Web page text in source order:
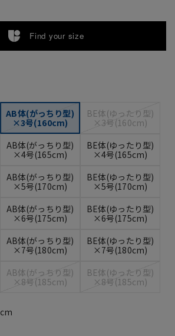
Find your size
AB体(がっちり型)
×3号(160cm)
BE体(ゆったり型)
×3号(160cm)
AB体(がっちり型)
×4号(165cm)
BE体(ゆったり型)
×4号(165cm)
AB体(がっちり型)
×5号(170cm)
BE体(ゆったり型)
×5号(170cm)
AB体(がっちり型)
×6号(175cm)
BE体(ゆったり型)
×6号(175cm)
AB体(がっちり型)
×7号(180cm)
BE体(ゆったり型)
×7号(180cm)
AB体(がっちり型)
×8号(185cm)
BE体(ゆったり型)
×8号(185cm)
cm